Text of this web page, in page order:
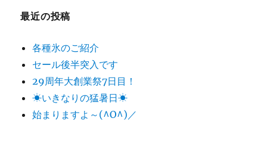
最近の投稿
各種氷のご紹介
セール後半突入です
29周年大創業祭7日目！
☀いきなりの猛暑日☀
始まりますよ～(^O^)／